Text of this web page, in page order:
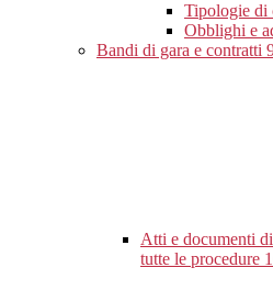
Tipologie di
Obblighi e
Bandi di gara e contratti
Atti e documenti
tutte le procedure